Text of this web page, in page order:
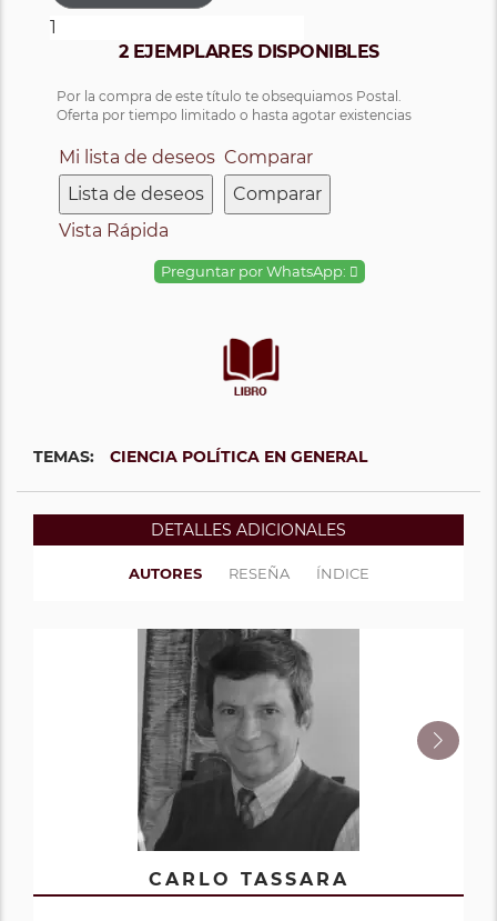
2 EJEMPLARES DISPONIBLES
Por la compra de este título te obsequiamos Postal.
Oferta por tiempo limitado o hasta agotar existencias
Mi lista de deseos
Lista de deseos
Comparar
Comparar
Vista Rápida
Preguntar por WhatsApp:
TEMAS: CIENCIA POLÍTICA EN GENERAL
DETALLES ADICIONALES
AUTORES RESEÑA ÍNDICE
CARLO TASSARA
ERIC TREMOLADA ÁLVAREZ
FLORIAN TIM KOCH
JUAN MIGUEL CORTÉS QUINTERO
SILVANA INSIGNARES CERA